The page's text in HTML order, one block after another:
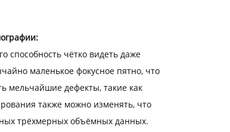
способность чётко видеть даже
маленькое фокусное пятно, что
мельчайшие дефекты, такие как
также можно изменять, что
трёхмерных объёмных данных.